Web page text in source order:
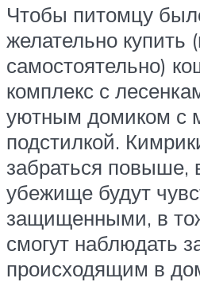
Чтобы питомцу
желательно купить
самостоятельно)
комплекс с
уютным домиком с
подстилкой.
забраться повыше,
убежище будут
защищенными, в
смогут наблюдать
происходящим в